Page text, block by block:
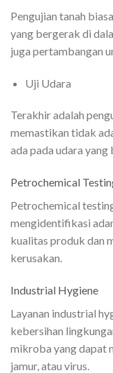
Pengujian tanah
yang bergerak di
juga pertambangan
Uji Udara
Terakhir adalah
memastikan tidak
ada pada udara
Petrochemical
Petrochemical
mengidentifikasi
kualitas produk dan
kerusakan.
Industrial Hygiene
Layanan industrial
kebersihan
mikroba yang dapat
jamur, atau virus.